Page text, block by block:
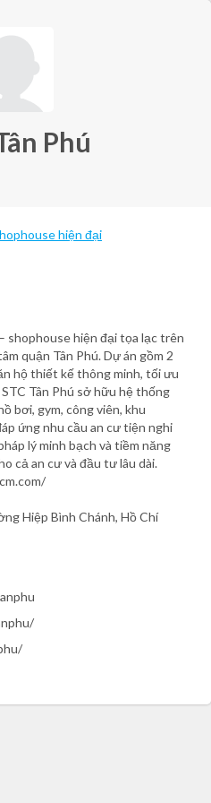
Phú
hiện đại
shophouse hiện đại tọa lạc trên
quận Tân Phú. Dự án gồm 2
hộ thiết kế thông minh, tối ưu
Tân Phú sở hữu hệ thống
bơi, gym, công viên, khu
ứng nhu cầu an cư tiện nghi
lý minh bạch và tiềm năng
cả an cư và đầu tư lâu dài.
Hiệp Bình Chánh, Hồ Chí